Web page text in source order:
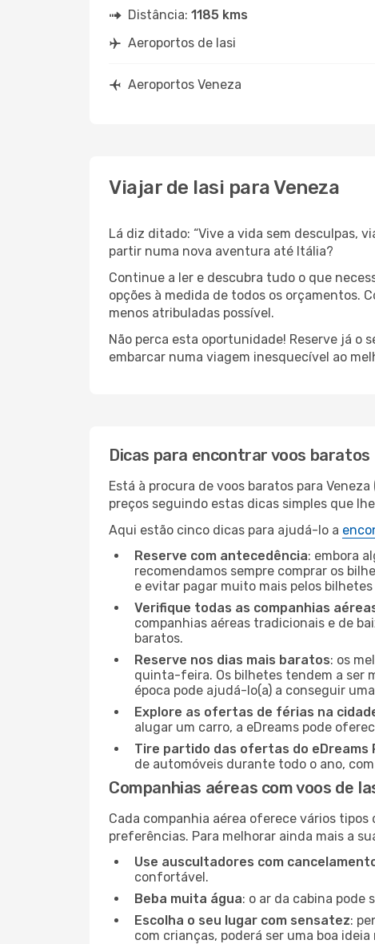
Distância: 1185 kms
Aeroportos de Iasi
Aeroportos Veneza
Viajar de Iasi para Veneza
Lá diz ditado: “Vive a vida sem desculpas,
partir numa nova aventura até Itália?
Continue a ler e descubra tudo o que
opções à medida de todos os orçamentos.
menos atribuladas possível.
Não perca esta oportunidade! Reserve já o
embarcar numa viagem inesquecível ao
Dicas para encontrar voos baratos
Está à procura de voos baratos para
preços seguindo estas dicas simples que
Aqui estão cinco dicas para ajudá-lo a
Reserve com antecedência: embora
recomendamos sempre comprar os
e evitar pagar muito mais pelos bilhetes
Verifique todas as companhias
companhias aéreas tradicionais e de
baratos.
Reserve nos dias mais baratos: os
quinta-feira. Os bilhetes tendem a ser
época pode ajudá-lo(a) a conseguir
Explore as ofertas de férias na
alugar um carro, a eDreams pode
Tire partido das ofertas do eDreams
de automóveis durante todo o ano,
Companhias aéreas com voos de
Cada companhia aérea oferece vários
preferências. Para melhorar ainda mais a
Use auscultadores com
confortável.
Beba muita água: o ar da cabina
Escolha o seu lugar com sensatez:
com crianças, poderá ser uma boa